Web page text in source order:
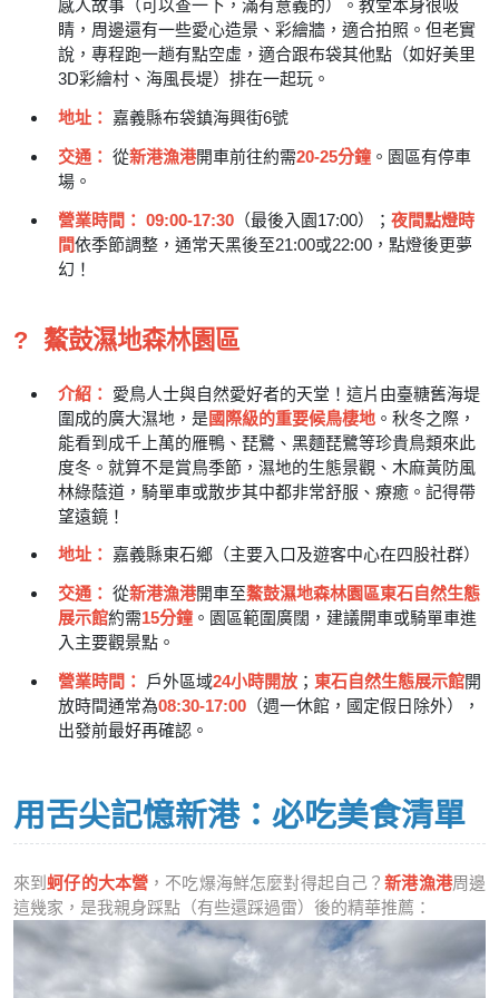
感人故事（可以查一下，滿有意義的）。教堂本身很吸
睛，周邊還有一些愛心造景、彩繪牆，適合拍照。但老實
說，專程跑一趟有點空虛，適合跟布袋其他點（如好美里
3D彩繪村、海風長堤）排在一起玩。
地址： 嘉義縣布袋鎮海興街6號
交通： 從新港漁港開車前往約需20-25分鐘。園區有停車
場。
營業時間： 09:00-17:30 （最後入園17:00）； 夜間點燈時
間依季節調整，通常天黑後至21:00或22:00，點燈後更夢
幻！
? 鰲鼓濕地森林園區
介紹： 愛鳥人士與自然愛好者的天堂！這片由臺糖舊海堤
圍成的廣大濕地，是國際級的重要候鳥棲地 。秋冬之際，
能看到成千上萬的雁鴨、琵鷺、黑麵琵鷺等珍貴鳥類來此
度冬。就算不是賞鳥季節，濕地的生態景觀、木麻黃防風
林綠蔭道，騎單車或散步其中都非常舒服、療癒。記得帶
望遠鏡！
地址： 嘉義縣東石鄉（主要入口及遊客中心在四股社群）
交通： 從新港漁港開車至鰲鼓濕地森林園區東石自然生態
展示館約需15分鐘。園區範圍廣闊，建議開車或騎單車進
入主要觀景點。
營業時間： 戶外區域24小時開放 ； 東石自然生態展示館開
放時間通常為08:30-17:00 （週一休館，國定假日除外），
出發前最好再確認。
用舌尖記憶新港：必吃美食清單
來到 蚵仔的大本營 ，不吃爆海鮮怎麼對得起自己？新港漁港周邊
這幾家，是我親身踩點（有些還踩過雷）後的精華推薦：